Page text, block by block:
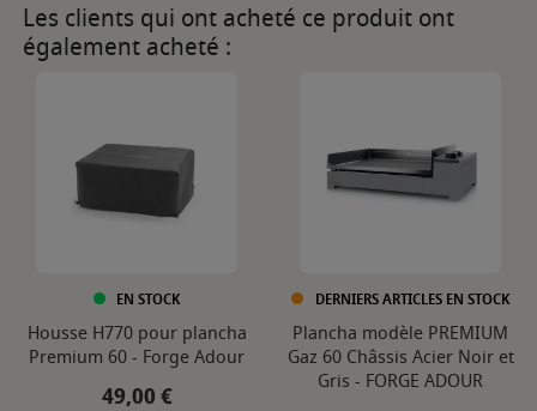
Les clients qui ont acheté ce produit ont
également acheté :
EN STOCK
Housse H770 pour plancha
Premium 60 - Forge Adour
Prix
49,00 €
DERNIERS ARTICLES EN STOCK
Plancha modèle PREMIUM
Gaz 60 Châssis Acier Noir et
Gris - FORGE ADOUR